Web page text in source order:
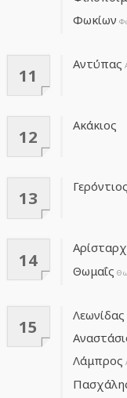
Φωκίων
11
Αντύπας
12
Ακάκιος
13
Γερόντιος
14
Θωμαΐς
15
Λεωνίδας
Λάμπρος